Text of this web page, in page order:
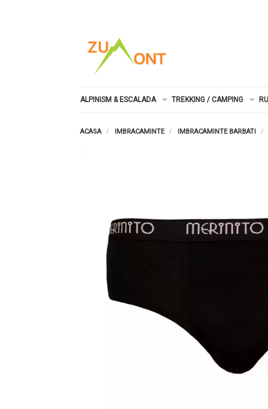
ALPINISM & ESCALADA TREKKING / CAMPING
ACASA IMBRACAMINTE IMBRACAMINTE BARBATI